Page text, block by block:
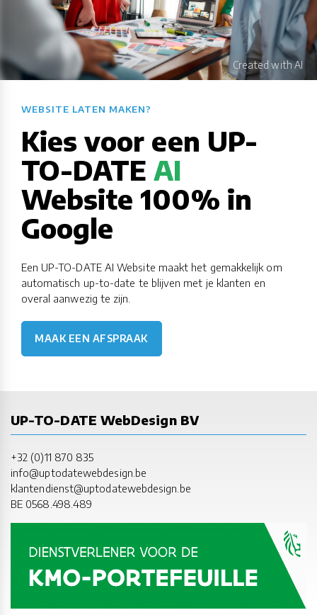
WEBSITE LATEN MAKEN?​​​​​​​​​​​​​​
Kies voor een UP-
TO-DATE AI
Website 100% in
Google
Een UP-TO-DATE AI Website maakt het gemakkelijk om
automatisch up-to-date te blijven met je klanten en
overal aanwezig te zijn.
MAAK EEN AFSPRAAK
UP-TO-DATE WebDesign BV
+32 (0)11 870 835
info@uptodatewebdesign.be
klantendienst@uptodatewebdesign.be
BE 0568.498.489